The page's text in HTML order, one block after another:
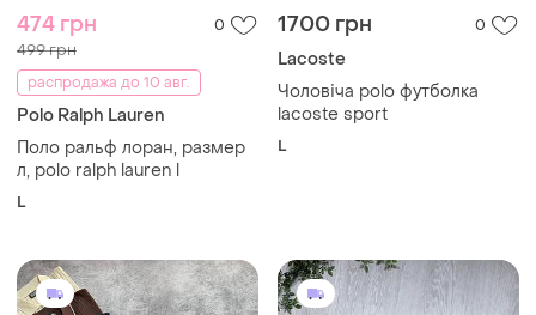
474 грн 0
499 грн
распродажа до 10 авг.
Polo Ralph Lauren
Поло ральф лоран, размер
л, polo ralph lauren l
L
1700 грн 0
Lacoste
Чоловіча polo футболка
lacoste sport
L